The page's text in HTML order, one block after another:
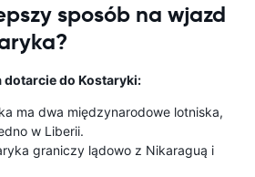
sposób na wjazd
dotarcie do Kostaryki:
ma dwa międzynarodowe lotniska,
w Liberii.
graniczy lądowo z Nikaraguą i